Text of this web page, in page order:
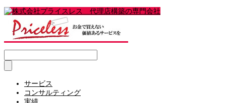
サービス
コンサルティング